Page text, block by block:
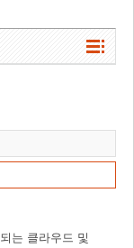
는 클라우드 및